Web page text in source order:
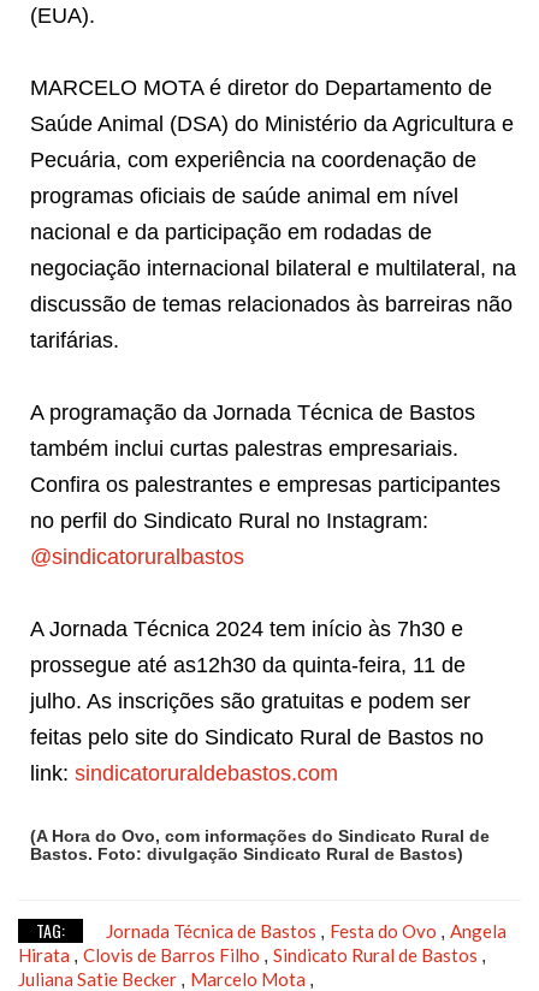
(EUA).
MARCELO MOTA é diretor do Departamento de
Saúde Animal (DSA) do Ministério da Agricultura e
Pecuária, com experiência na coordenação de
programas oficiais de saúde animal em nível
nacional e da participação em rodadas de
negociação internacional bilateral e multilateral, na
discussão de temas relacionados às barreiras não
tarifárias.
A programação da Jornada Técnica de Bastos
também inclui curtas palestras empresariais.
Confira os palestrantes e empresas participantes
no perfil do Sindicato Rural no Instagram:
@sindicatoruralbastos
A Jornada Técnica 2024 tem início às 7h30 e
prossegue até as12h30 da quinta-feira, 11 de
julho. As inscrições são gratuitas e podem ser
feitas pelo site do Sindicato Rural de Bastos no
link: sindicatoruraldebastos.com
(A Hora do Ovo, com informações do Sindicato Rural de
Bastos. Foto: divulgação Sindicato Rural de Bastos)
TAG: Jornada Técnica de Bastos , Festa do Ovo , Angela
Hirata , Clovis de Barros Filho , Sindicato Rural de Bastos ,
Juliana Satie Becker , Marcelo Mota ,